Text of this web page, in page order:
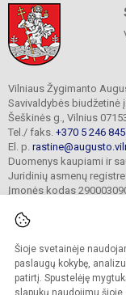
Šioje svetainėje
paslaugų kokybę,
patirtį. Spustelėję
slapukų naudojimu
Vilniaus Žygimanto
Savivaldybės biudžetinė
Šeškinės g., Vilnius
Tel./ faks. +370 5 246
El. p.
Duomenys kaupiami ir
Juridinių asmenų registre
Įmonės kodas
© 2021. Vilniaus
Kopijuoti turinį be